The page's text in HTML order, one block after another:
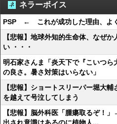
ネラーボイス
PSP ← これが成功した理由、よ
【悲報】地球外知的生命体、なぜ
い ・・・
明石家さんま「炎天下で『こいつ
の良さ。暑さ対策はいらない」
【悲報】ショートスリーパー堀大
を越えて号泣してしまう
【悲報】脳外科医「腫瘍取るぞ！